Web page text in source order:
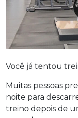
Você já tentou
Muitas pessoas
noite para
treino depois de